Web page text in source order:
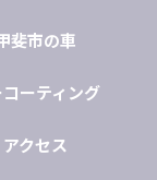
斐市の車
ーティング
アクセス